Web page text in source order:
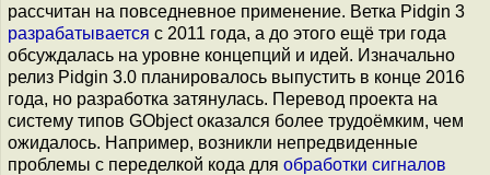
рассчитан на повседневное применение. Ветка Pidgin 3
разрабатывается с 2011 года, а до этого ещё три года
обсуждалась на уровне концепций и идей. Изначально
релиз Pidgin 3.0 планировалось выпустить в конце 2016
года, но разработка затянулась. Перевод проекта на
систему типов GObject оказался более трудоёмким, чем
ожидалось. Например, возникли непредвиденные
проблемы с переделкой кода для обработки сигналов